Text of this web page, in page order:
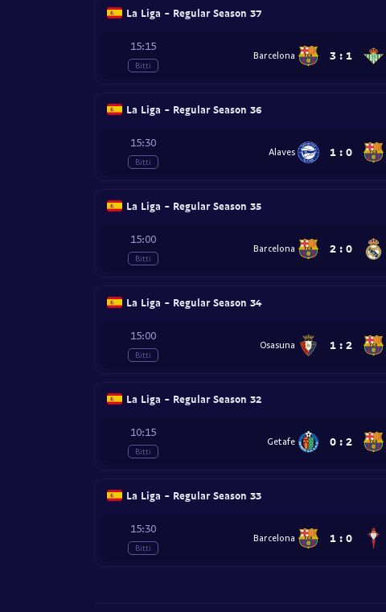
La Liga - Regular Season 37
15:15
Bitti
Barcelona 3 : 1
La Liga - Regular Season 36
15:30
Bitti
Alaves 1 : 0
La Liga - Regular Season 35
15:00
Bitti
Barcelona 2 : 0
La Liga - Regular Season 34
15:00
Bitti
Osasuna 1 : 2
La Liga - Regular Season 32
10:15
Bitti
Getafe 0 : 2
La Liga - Regular Season 33
15:30
Bitti
Barcelona 1 : 0